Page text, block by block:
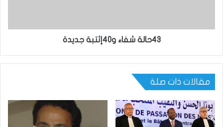
43حالة شفاء و40إثتبة جديدة
مقالات ذات صلة